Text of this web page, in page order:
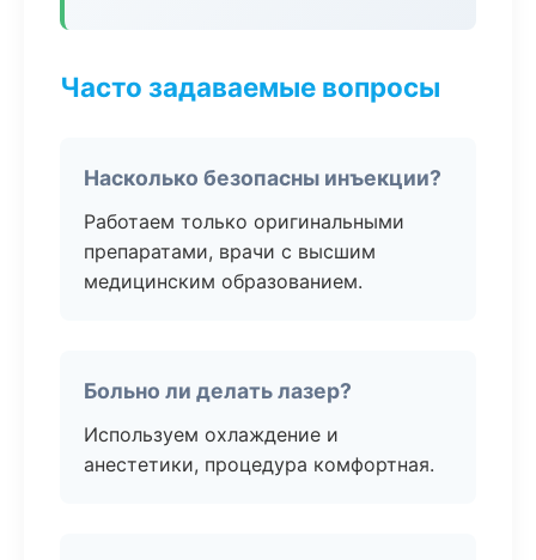
Часто задаваемые вопросы
Насколько безопасны инъекции?
Работаем только оригинальными
препаратами, врачи с высшим
медицинским образованием.
Больно ли делать лазер?
Используем охлаждение и
анестетики, процедура комфортная.